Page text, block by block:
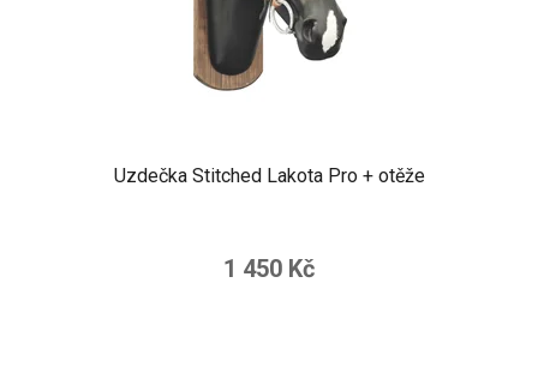
Uzdečka Stitched Lakota Pro + otěže
1 450 Kč